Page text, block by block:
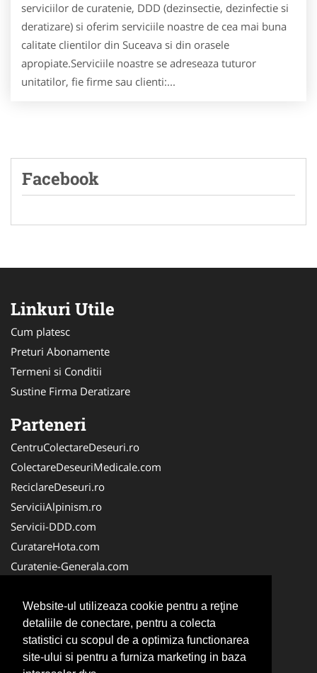
Website-ul utilizeaza cookie pentru a reţine
detaliile de conectare, pentru a colecta
statistici cu scopul de a optimiza functionarea
site-ului si pentru a furniza marketing in baza
serviciilor de curatenie, DDD (dezinsectie, dezinfectie si
deratizare) si oferim serviciile noastre de cea mai buna
calitate clientilor din Suceava si din orasele
apropiate.Serviciile noastre se adreseaza tuturor
unitatilor, fie firme sau clienti:...
Facebook
Linkuri Utile
Cum platesc
Preturi Abonamente
Termeni si Conditii
Sustine Firma Deratizare
Parteneri
CentruColectareDeseuri.ro
ColectareDeseuriMedicale.com
ReciclareDeseuri.ro
ServiciiAlpinism.ro
Servicii-DDD.com
CuratareHota.com
Curatenie-Generala.com
Spalatorie-Covoare.com
Spalatorie-Curatatorie.ro
Spalatorie-Curatatorie.com
Servicii-Deratizare.com